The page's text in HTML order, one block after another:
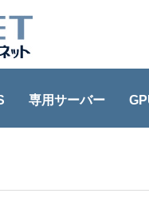
専用サーバー